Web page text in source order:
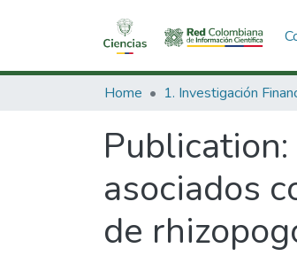
Home
Publication:
asociados
de